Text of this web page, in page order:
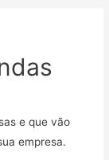
e que vão
empresa.